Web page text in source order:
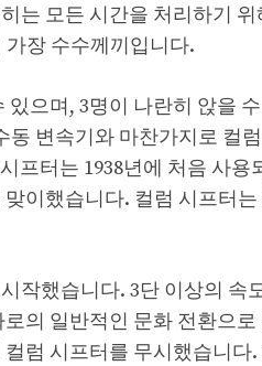
는 모든 시간을 처리하기
장 수수께끼입니다.
으며, 3명이 나란히 앉을
변속기와 마찬가지로 컬
프터는 1938년에 처음 사
이했습니다. 컬럼 시프터
작했습니다. 3단 이상의 속
의 일반적인 문화 전환으
럼 시프터를 무시했습니다